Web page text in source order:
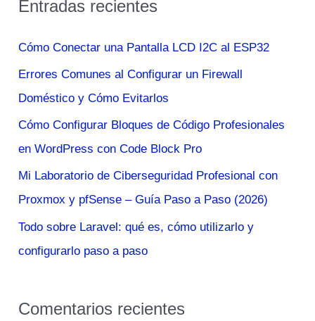
c
p
o
r
:
Entradas recientes
Cómo Conectar una Pantalla LCD I2C al ESP32
Errores Comunes al Configurar un Firewall
Doméstico y Cómo Evitarlos
Cómo Configurar Bloques de Código Profesionales
en WordPress con Code Block Pro
Mi Laboratorio de Ciberseguridad Profesional con
Proxmox y pfSense – Guía Paso a Paso (2026)
Todo sobre Laravel: qué es, cómo utilizarlo y
configurarlo paso a paso
Comentarios recientes